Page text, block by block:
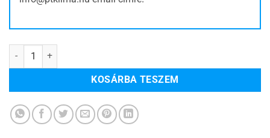
Hitachi airHome 600 Inverter 7 kW mennyiség
KOSÁRBA TESZEM